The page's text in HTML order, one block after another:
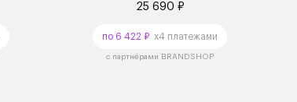
25 690 ₽
по 6 422 ₽ x4 платежами
с партнёрами BRANDSHOP